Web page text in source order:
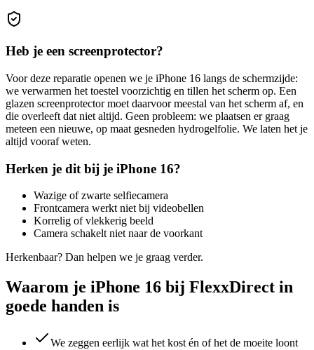
Heb je een screenprotector?
Voor deze reparatie openen we je iPhone 16 langs de schermzijde:
we verwarmen het toestel voorzichtig en tillen het scherm op. Een
glazen screenprotector moet daarvoor meestal van het scherm af, en
die overleeft dat niet altijd. Geen probleem: we plaatsen er graag
meteen een nieuwe, op maat gesneden hydrogelfolie. We laten het je
altijd vooraf weten.
Herken je dit bij je iPhone 16?
Wazige of zwarte selfiecamera
Frontcamera werkt niet bij videobellen
Korrelig of vlekkerig beeld
Camera schakelt niet naar de voorkant
Herkenbaar? Dan helpen we je graag verder.
Waarom je iPhone 16 bij FlexxDirect in
goede handen is
We zeggen eerlijk wat het kost én of het de moeite loont